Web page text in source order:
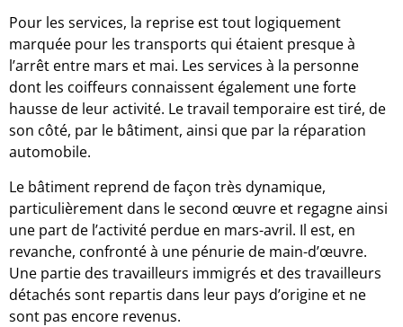
Pour les services, la reprise est tout logiquement
marquée pour les transports qui étaient presque à
l’arrêt entre mars et mai. Les services à la personne
dont les coiffeurs connaissent également une forte
hausse de leur activité. Le travail temporaire est tiré, de
son côté, par le bâtiment, ainsi que par la réparation
automobile.
Le bâtiment reprend de façon très dynamique,
particulièrement dans le second œuvre et regagne ainsi
une part de l’activité perdue en mars-avril. Il est, en
revanche, confronté à une pénurie de main-d’œuvre.
Une partie des travailleurs immigrés et des travailleurs
détachés sont repartis dans leur pays d’origine et ne
sont pas encore revenus.